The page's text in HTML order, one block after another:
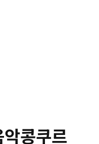
콩쿠르